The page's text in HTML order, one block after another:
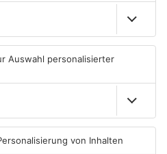
Brände in Seligenstadt,
Waldaschaff und zwischen
Hanau und Kahl